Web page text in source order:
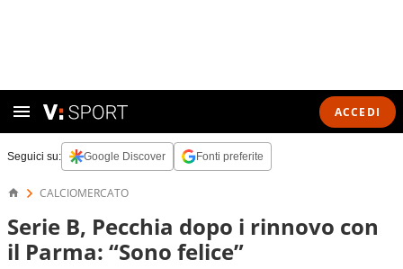
ACCEDI
Seguici su: Google Discover Fonti preferite
CALCIOMERCATO
Serie B, Pecchia dopo i rinnovo con
il Parma: “Sono felice”